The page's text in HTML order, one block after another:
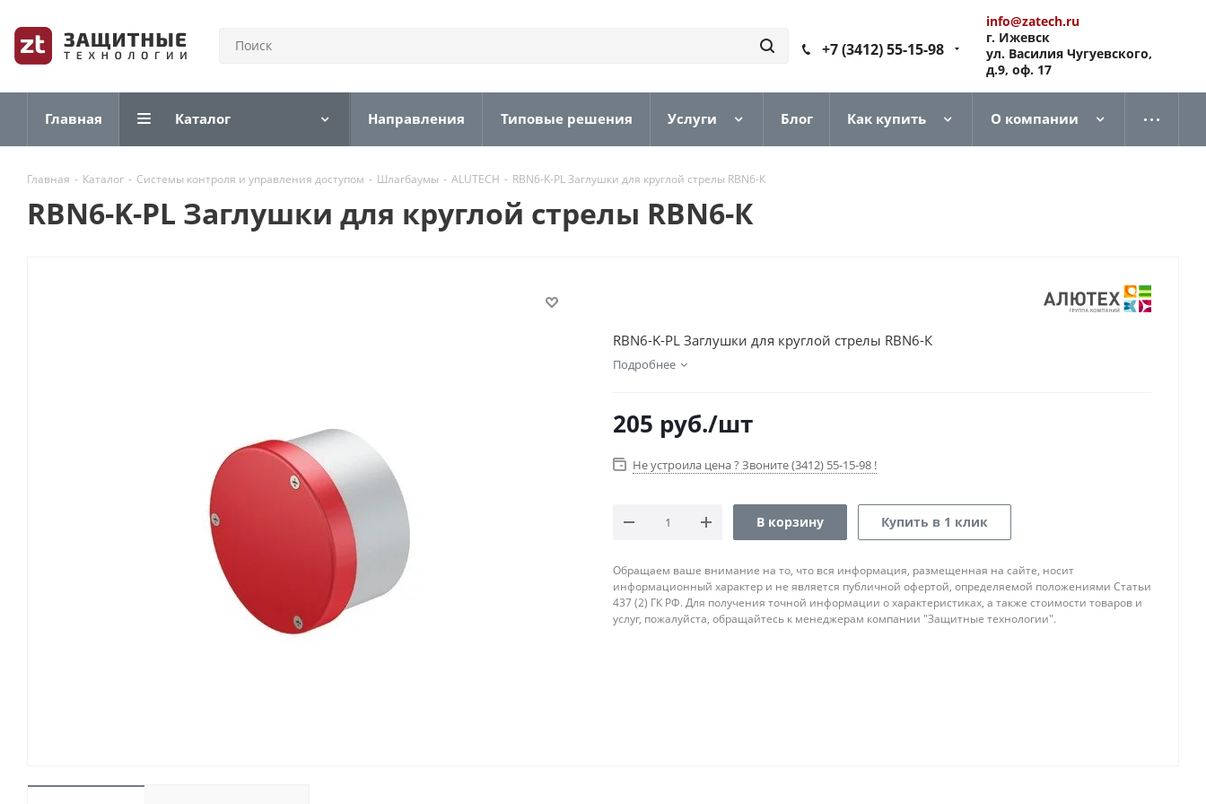
+7 (3412) 55-15-98
info@zatech.ru
г. Ижевск
ул. Василия Чугуевского,
д.9, оф. 17
Главная Каталог Направления Типовые решения Услуги Блог Как купить О компании
Главная - Каталог - Системы контроля и управления доступом - Шлагбаумы - ALUTECH - RBN6-K-PL Заглушки для круглой стрелы RBN6-К
RBN6-K-PL Заглушки для круглой стрелы RBN6-К
RBN6-K-PL Заглушки для круглой стрелы RBN6-К
Подробнее
205 руб./шт
Не устроила цена ? Звоните (3412) 55-15-98 !
В корзину Купить в 1 клик
Обращаем ваше внимание на то, что вся информация, размещенная на сайте, носит
информационный характер и не является публичной офертой, определяемой положениями Статьи
437 (2) ГК РФ. Для получения точной информации о характеристиках, а также стоимости товаров и
услуг, пожалуйста, обращайтесь к менеджерам компании "Защитные технологии".